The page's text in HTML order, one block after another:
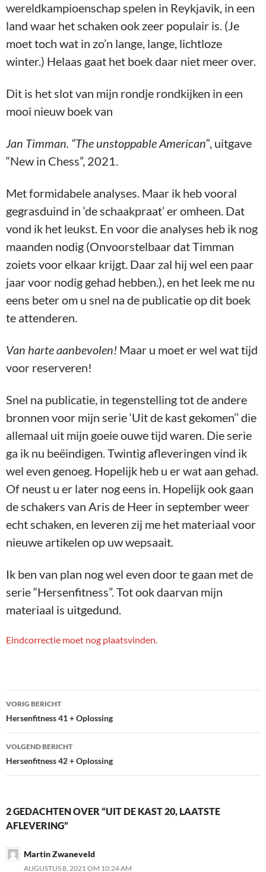
wereldkampioenschap spelen in Reykjavik, in een
land waar het schaken ook zeer populair is. (Je
moet toch wat in zo’n lange, lange, lichtloze
winter.) Helaas gaat het boek daar niet meer over.
Dit is het slot van mijn rondje rondkijken in een
mooi nieuw boek van
Jan Timman. “The unstoppable American”, uitgave
“New in Chess”, 2021.
Met formidabele analyses. Maar ik heb vooral
gegrasduind in ‘de schaakpraat’ er omheen. Dat
vond ik het leukst. En voor die analyses heb ik nog
maanden nodig (Onvoorstelbaar dat Timman
zoiets voor elkaar krijgt. Daar zal hij wel een paar
jaar voor nodig gehad hebben.), en het leek me nu
eens beter om u snel na de publicatie op dit boek
te attenderen.
Van harte aanbevolen! Maar u moet er wel wat tijd
voor reserveren!
Snel na publicatie, in tegenstelling tot de andere
bronnen voor mijn serie ‘Uit de kast gekomen’’ die
allemaal uit mijn goeie ouwe tijd waren. Die serie
ga ik nu beëindigen. Twintig afleveringen vind ik
wel even genoeg. Hopelijk heb u er wat aan gehad.
Of neust u er later nog eens in. Hopelijk ook gaan
de schakers van Aris de Heer in september weer
echt schaken, en leveren zij me het materiaal voor
nieuwe artikelen op uw wepsaait.
Ik ben van plan nog wel even door te gaan met de
serie “Hersenfitness”. Tot ook daarvan mijn
materiaal is uitgedund.
Eindcorrectie moet nog plaatsvinden.
Bericht
navigatie
VORIG BERICHT
Hersenfitness 41 + Oplossing
VOLGEND BERICHT
Hersenfitness 42 + Oplossing
2 GEDACHTEN OVER “UIT DE KAST 20, LAATSTE
AFLEVERING”
Martin Zwaneveld
AUGUSTUS 8, 2021 OM 10:24 AM